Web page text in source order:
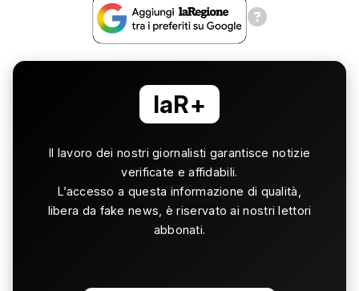
laR+
Il lavoro dei nostri giornalisti garantisce notizie
verificate e affidabili.
L’accesso a questa informazione di qualità,
libera da fake news, è riservato ai nostri lettori
abbonati.